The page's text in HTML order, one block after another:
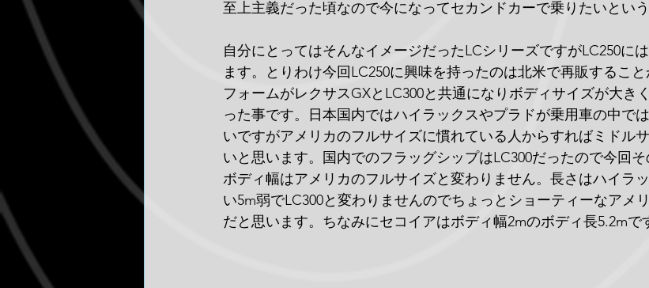
至上主義だった頃なので今になってセカンドカーで乗りたいという
自分にとってはそんなイメージだったLCシリーズですがLC250に
ます。とりわけ今回LC250に興味を持ったのは北米で再販するこ
フォームがレクサスGXとLC300と共通になりボディサイズが大き
った事です。日本国内ではハイラックスやプラドが乗用車の中で
いですがアメリカのフルサイズに慣れている人からすればミドル
いと思います。国内でのフラッグシップはLC300だったので今回
ボディ幅はアメリカのフルサイズと変わりません。長さはハイラ
い5m弱でLC300と変わりませんのでちょっとショーティーなアメ
だと思います。ちなみにセコイアはボディ幅2mのボディ長5.2mで